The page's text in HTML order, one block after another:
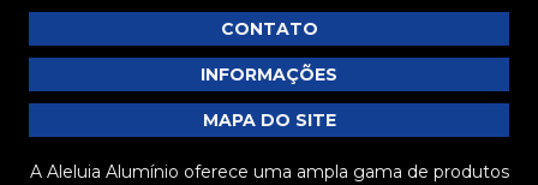
CONTATO
INFORMAÇÕES
MAPA DO SITE
A Aleluia Alumínio oferece uma ampla gama de produtos